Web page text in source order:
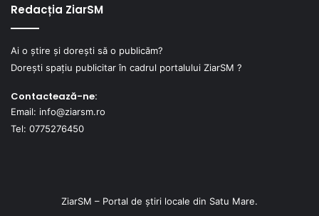
Redacția ZiarSM
Ai o știre și dorești să o publicăm?
Dorești spațiu publicitar în cadrul portalului ZiarSM ?
Contactează-ne:
Email: info@ziarsm.ro
Tel: 0775276450
ZiarSM – Portal de știri locale din Satu Mare.